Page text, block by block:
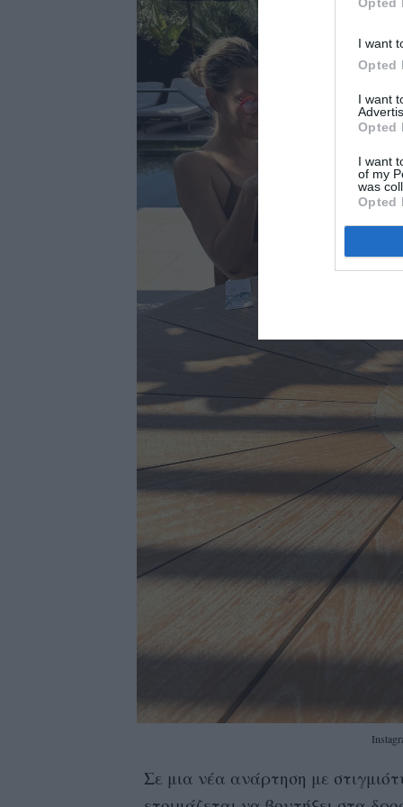
I want
Opted
I want
Opted
I want
of my
was
Opted
Σε μια νέα ανάρτηση με